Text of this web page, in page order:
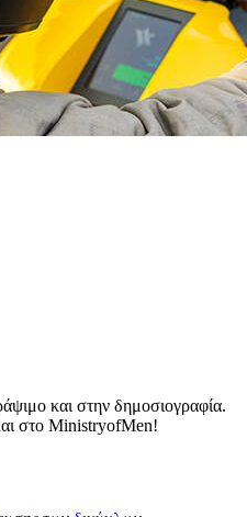
και στην δημοσιογραφία.
στο MinistryofMen!